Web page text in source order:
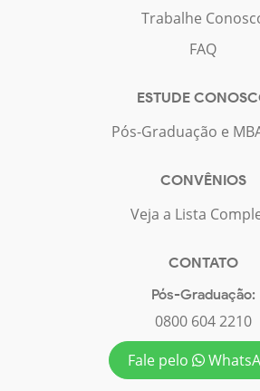
Trabalhe
FAQ
ESTUDE
Pós-Graduação e
CONVÊNIOS
Veja a Lista
CONTATO
Pós-Graduação:
0800 604 2210
Fale pelo